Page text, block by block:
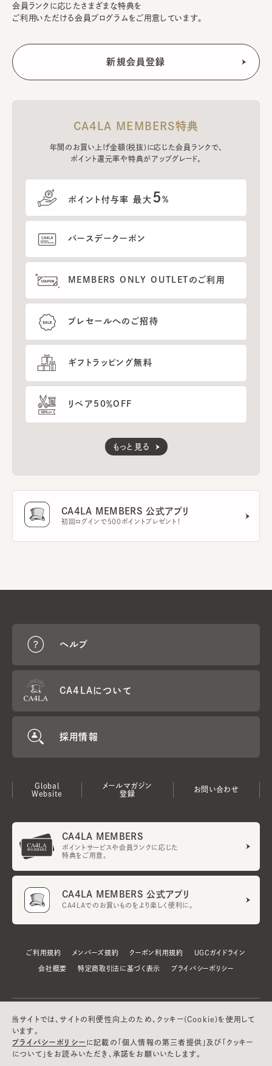
会員ランクに応じたさまざまな特典を
ご利用いただける会員プログラムをご用意しています。
CA4LA MEMBERS特典
年間のお買い上げ金額(税抜)に応じた会員ランクで、
ポイント還元率や特典がアップグレード。
ポイント付与率 最大 5%
バースデークーポン
MEMBERS ONLY OUTLETのご利用
プレセールへのご招待
ギフトラッピング無料
リペア50％OFF
もっと見る
CA4LA MEMBERS 公式アプリ
初回ログインで500ポイントプレゼント！
ヘルプ
CA4LAについて
採用情報
Global
Website
メールマガジン
登録
お問い合わせ
CA4LA MEMBERS
ポイントサービスや会員ランクに応じた
特典をご用意。
CA4LA MEMBERS 公式アプリ
CA4LAでのお買いものをより楽しく便利に。
ご利用規約 メンバーズ規約 クーポン利用規約 UGCガイドライン
会社概要 特定商取引法に基づく表示 プライバシーポリシー
当サイトでは、サイトの利便性向上のため、クッキー(Cookie)を使用して
います。
プライバシーポリシー に記載の「個人情報の第三者提供」及び「クッキー
について」をお読みいただき、承諾をお願いいたします。